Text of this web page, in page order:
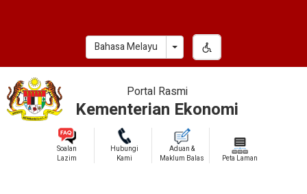
Bahasa Melayu Toggle Dropdown
Portal Rasmi
Kementerian Ekonomi
Soalan
Lazim
Hubungi
Kami
Aduan &
Maklum Balas
Peta Laman